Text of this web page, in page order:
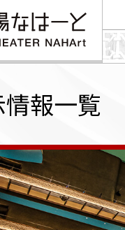
報一覧